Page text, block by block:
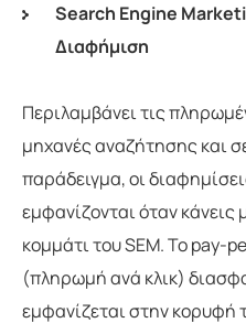
Search Engine
Διαφήμιση
Περιλαμβάνει τις
μηχανές αναζήτησης και
παράδειγμα, οι
εμφανίζονται όταν κάνεις
κομμάτι του SEM. Το pay-
(πληρωμή ανά κλικ)
εμφανίζεται στην κορυφή